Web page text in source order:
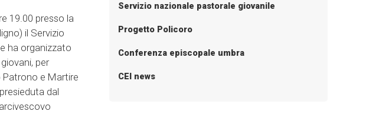
19.00 presso la
il Servizio
ha organizzato
per
Patrono e Martire
dal
Servizio nazionale pastorale giovanile
Progetto Policoro
Conferenza episcopale umbra
CEI news